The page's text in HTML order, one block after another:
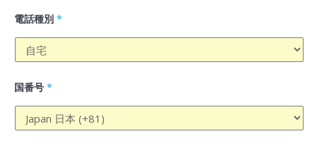
電話種別 *
国番号 *